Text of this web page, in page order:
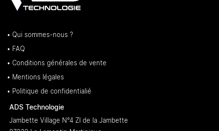
• Qui sommes-nous ?
• FAQ
• Conditions générales de vente
• Mentions légales
• Politique de confidentialié
ADS Technologie
Jambette Village N°4 ZI de la Jambette